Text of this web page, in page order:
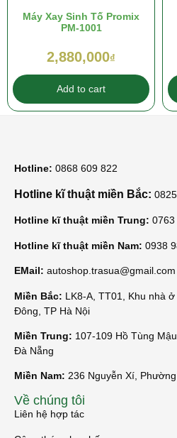
Máy Xay Sinh Tố Promix
PM-1001
2,880,000₫
Add to cart
Hotline: 0868 609 822
Hotline kĩ thuật miền Bắc:
Hotline kĩ thuật miền Trung: 0763
Hotline kĩ thuật miền Nam: 0938
EMail: autoshop.trasua@gmail.com
Miền Bắc: LK8-A, TT01, Khu nhà
Đông, TP Hà Nội
Miền Trung: 107-109 Hồ Tùng
Đà Nẵng
Miền Nam: 236 Nguyễn Xí,
Về chúng tôi
Liên hệ hợp tác